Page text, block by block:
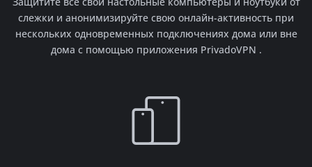
слежки и анонимизируйте свою онлайн-активность при
нескольких одновременных подключениях дома или вне
дома с помощью приложения PrivadoVPN .